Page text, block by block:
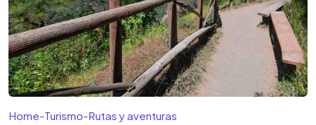
Home-Turismo-Rutas y aventuras